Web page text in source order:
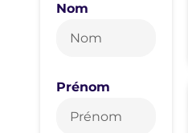
Nom
Prénom